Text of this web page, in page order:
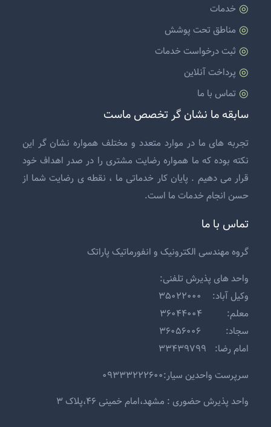
خدمات
مناطق تحت پوشش
ثبت درخواست خدمات
پرداخت آنلاین
تماس با ما
سابقه ما نشان گر تخصص ماست
تجربه های ما در موارد متعدد و مختلف همواره نشان گر این
نکته بوده که ما همواره رضایت مشتری را در صدر اهداف خود
قرار می دهیم . پایان کار خدماتی ما ، نقطه ی رضایت شما از
حسن انجام خدمات ما است.
تماس با ما
گروه مهندسی الکترونیک و انفورماتیک پاراتک
واحد های پذیرش تلفنی:
وکیل آباد: ۳۵۰۲۲۰۰۰
معلم: ۳۶۰۴۴۰۰۴
سجاد: ۳۶۰۵۶۰۰۶
امام رضا: ۳۳۴۳۹۷۹۹
سرپرست واحدین سیار:۰۹۳۳۳۲۲۲۶۰۰
واحد پذیرش حضوری : مشهد،امام خمینی ۴۶،پلاک ۳